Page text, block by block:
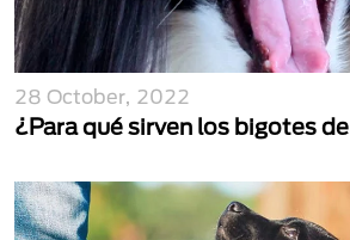
28 October, 2022
¿Para qué sirven los bigotes